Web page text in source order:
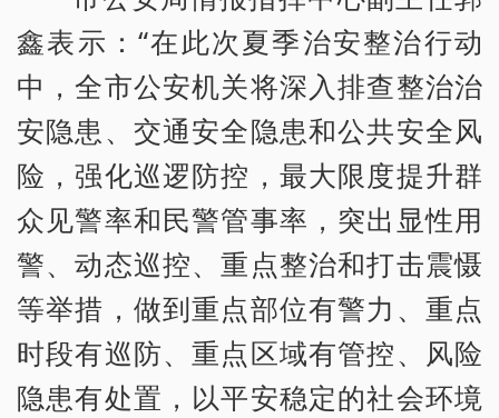
鑫表示：“在此次夏季治安整治行动
中，全市公安机关将深入排查整治治
安隐患、交通安全隐患和公共安全风
险，强化巡逻防控，最大限度提升群
众见警率和民警管事率，突出显性用
警、动态巡控、重点整治和打击震慑
等举措，做到重点部位有警力、重点
时段有巡防、重点区域有管控、风险
隐患有处置，以平安稳定的社会环境